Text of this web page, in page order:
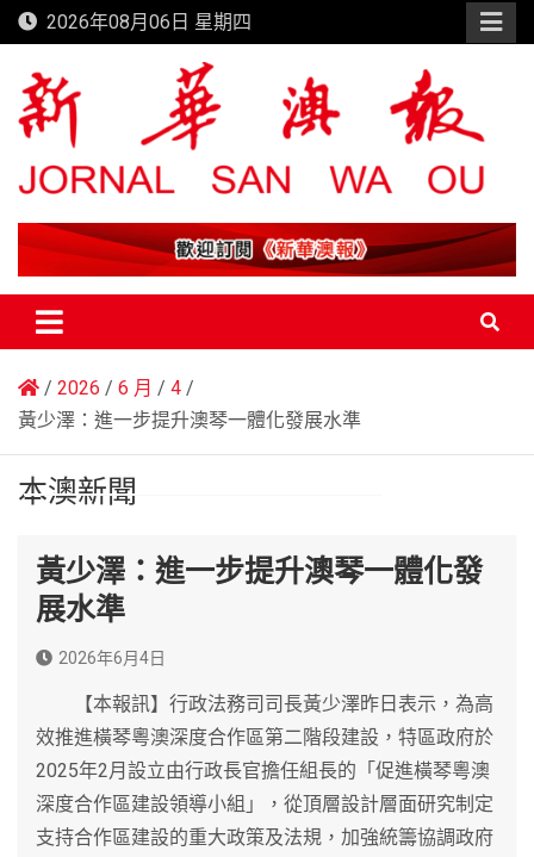
Skip
to
content
2026年08月06日 星期四
新華澳報
2026 6 月
4
黃少澤：進一步提升澳琴一體化發展水準
本澳新聞
黃少澤：進一步提升澳琴一體化發
展水準
2026年6月4日
【本報訊】行政法務司司長黃少澤昨日表示，為高
效推進橫琴粵澳深度合作區第二階段建設，特區政府於
2025年2月設立由行政長官擔任組長的「促進橫琴粵澳
深度合作區建設領導小組」，從頂層設計層面研究制定
支持合作區建設的重大政策及法規，加強統籌協調政府